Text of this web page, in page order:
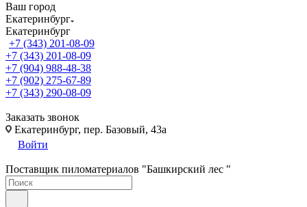
Ваш город
Екатеринбург
Екатеринбург
+7 (343) 201-08-09
+7 (343) 201-08-09
+7 (904) 988-48-38
+7 (902) 275-67-89
+7 (343) 290-08-09
Заказать звонок
Екатеринбург, пер. Базовый, 43а
Войти
Поставщик пиломатериалов "Башкирский лес "